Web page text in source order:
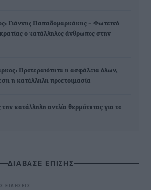
Γιάννης Παπαδομαρκάκης – Φωτεινό
ο κατάλληλος άνθρωπος στην
Προτεραιότητα η ασφάλεια όλων,
η κατάλληλη προετοιμασία
την κατάλληλη αντλία θερμότητας για το
ΔΙΑΒΑΣΕ ΕΠΙΣΗΣ
ΕΙΔΉΣΕΙΣ